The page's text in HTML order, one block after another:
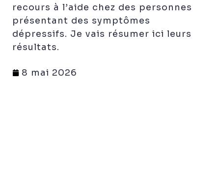
recours à l’aide chez des personnes
présentant des symptômes
dépressifs. Je vais résumer ici leurs
résultats.
8 mai 2026